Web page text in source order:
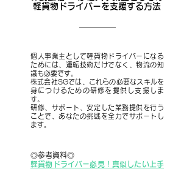
軽貨物ドライバーを支援する方法
個人事業主として軽貨物ドライバーになる
ためには、運転技術だけでなく、物流の知
識も必要です。
株式会社SGでは、これらの必要なスキルを
身につけるための研修を提供し支援しま
す。
研修、サポート、安定した業務提供を行う
ことで、あなたの挑戦を全力でサポートし
ます。
◎参考資料◎
軽貨物ドライバー必見！真似したい上手